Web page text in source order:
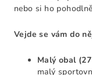
nebo si ho
Vejde se vám do
Malý obal
malý